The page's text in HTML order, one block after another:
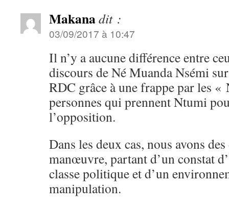
Makanadit :
03/09/2017 à 10:47
Il n’y a aucune différence entre
discours de Né Muanda Nsémi
RDC grâce à une frappe par les
personnes qui prennent Ntumi
l’opposition.
Dans les deux cas, nous avons
manœuvre, partant d’un constat
classe politique et d’un
manipulation.